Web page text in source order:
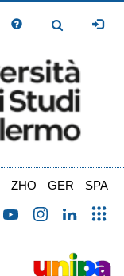
Toggle
ZHO GER SPA